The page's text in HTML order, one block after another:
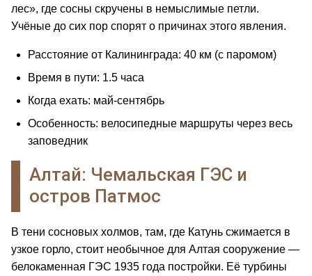
лес», где сосны скручены в немыслимые петли.
Учёные до сих пор спорят о причинах этого явления.
Расстояние от Калининграда: 40 км (с паромом)
Время в пути: 1.5 часа
Когда ехать: май-сентябрь
Особенность: велосипедные маршруты через весь
заповедник
Алтай: Чемальская ГЭС и
остров Патмос
В тени сосновых холмов, там, где Катунь сжимается в
узкое горло, стоит необычное для Алтая сооружение —
белокаменная ГЭС 1935 года постройки. Её турбины